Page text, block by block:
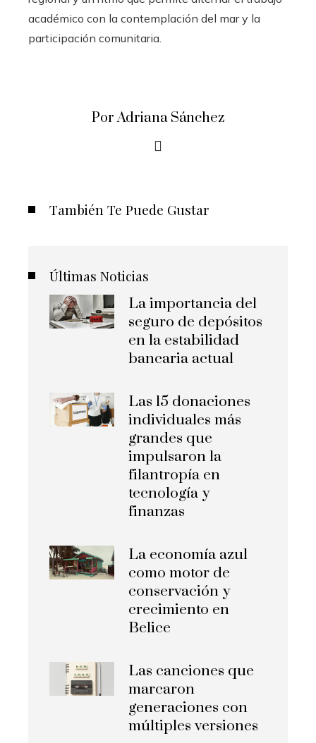
académico con la contemplación del mar y la
participación comunitaria.
Por Adriana Sánchez
También Te Puede Gustar
Últimas Noticias
La importancia del
seguro de depósitos
en la estabilidad
bancaria actual
Las 15 donaciones
individuales más
grandes que
impulsaron la
filantropía en
tecnología y
finanzas
La economía azul
como motor de
conservación y
crecimiento en
Belice
Las canciones que
marcaron
generaciones con
múltiples versiones